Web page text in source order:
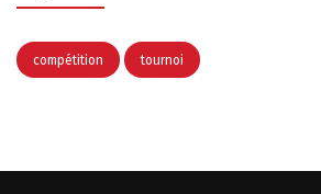
compétition tournoi